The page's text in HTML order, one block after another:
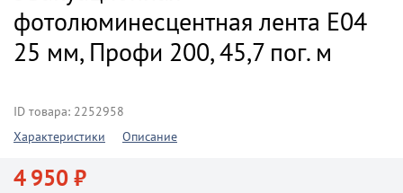
фотолюминесцентная лента E04
25 мм, Профи 200, 45,7 пог. м
ID товара: 2252958
Характеристики
Описание
4 950 ₽